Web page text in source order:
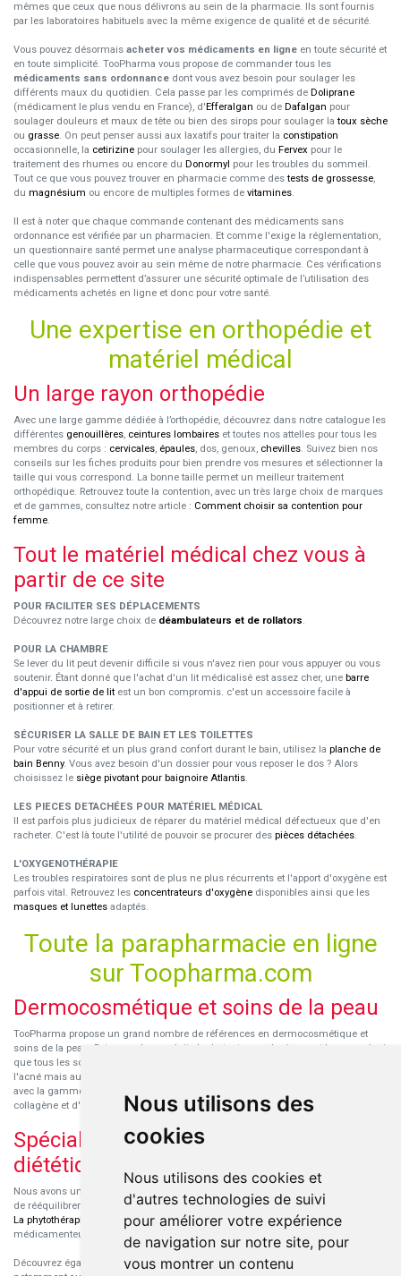
Nous utilisons des
cookies
Nous utilisons des cookies et
d'autres technologies de suivi
pour améliorer votre expérience
de navigation sur notre site, pour
vous montrer un contenu
mêmes que ceux que nous délivrons au sein de la pharmacie. Ils sont fournis
par les laboratoires habituels avec la même exigence de qualité et de sécurité.
Vous pouvez désormais acheter vos médicaments en ligne en toute sécurité et
en toute simplicité. TooPharma vous propose de commander tous les
médicaments sans ordonnance dont vous avez besoin pour soulager les
différents maux du quotidien. Cela passe par les comprimés de Doliprane
(médicament le plus vendu en France), d'Efferalgan ou de Dafalgan pour
soulager douleurs et maux de tête ou bien des sirops pour soulager latoux sèche
ou grasse. On peut penser aussi aux laxatifs pour traiter la constipation
occasionnelle, la cetirizine pour soulager les allergies, du Fervex pour le
traitement des rhumes ou encore du Donormyl pour les troubles du sommeil.
Tout ce que vous pouvez trouver en pharmacie comme destests de grossesse,
du magnésium ou encore de multiples formes de vitamines.
Il est à noter que chaque commande contenant des médicaments sans
ordonnance est vérifiée par un pharmacien. Et comme l'exige la réglementation,
un questionnaire santé permet une analyse pharmaceutique correspondant à
celle que vous pouvez avoir au sein même de notre pharmacie. Ces vérifications
indispensables permettent d’assurer une sécurité optimale de l’utilisation des
médicaments achetés en ligne et donc pour votre santé.
Une expertise en orthopédie et
matériel médical
Un large rayon orthopédie
Avec une large gamme dédiée à l’orthopédie, découvrez dans notre catalogue les
différentes genouillères, ceintures lombaires et toutes nos attelles pour tous les
membres du corps : cervicales, épaules, dos, genoux, chevilles. Suivez bien nos
conseils sur les fiches produits pour bien prendre vos mesures et sélectionner la
taille qui vous correspond. La bonne taille permet un meilleur traitement
orthopédique. Retrouvez toute la contention, avec un très large choix de marques
et de gammes, consultez notre article : Comment choisir sa contention pour
femme.
Tout le matériel médical chez vous à
partir de ce site
POUR FACILITER SES DÉPLACEMENTS
Découvrez notre large choix de déambulateurs et de rollators.
POUR LA CHAMBRE
Se lever du lit peut devenir difficile si vous n'avez rien pour vous appuyer ou vous
soutenir. Étant donné que l'achat d'un lit médicalisé est assez cher, une barre
d'appui de sortie de lit est un bon compromis. c'est un accessoire facile à
positionner et à retirer.
SÉCURISER LA SALLE DE BAIN ET LES TOILETTES
Pour votre sécurité et un plus grand confort durant le bain, utilisez la planche de
bain Benny. Vous avez besoin d'un dossier pour vous reposer le dos ? Alors
choisissez le siège pivotant pour baignoire Atlantis.
LES PIECES DETACHÉES POUR MATÉRIEL MÉDICAL
Il est parfois plus judicieux de réparer du matériel médical défectueux que d'en
racheter. C'est là toute l'utilité de pouvoir se procurer des pièces détachées.
L'OXYGENOTHÉRAPIE
Les troubles respiratoires sont de plus ne plus récurrents et l'apport d'oxygène est
parfois vital. Retrouvez les concentrateurs d'oxygène disponibles ainsi que les
masques et lunettes adaptés.
Toute la parapharmacie en ligne
sur Toopharma.com
Dermocosmétique et soins de la peau
TooPharma propose un grand nombre de références en dermocosmétique et
soins de la peau. Retrouvez les produits hydratants pour le visage et le corps ainsi
que tous les soins pour peaux sensibles ou à tendance atopique, les soins pour
l'acné mais aussi des démaquillants. Découvrez nos nouvelles références SVR
avec la gamme anti-âge pour les peaux encore jeunes
collagène et d'acide hyaluronique.
Spécialisation en micronutrition et
diététique
Nous avons un engouement particulier pour la micronutrition qui permet souvent
de rééquilibrer des carences ou d'améliorer des troubles métaboliques mineurs.
La phytothérapie
l'aromathérapiesont souvent complémentaires de traitements
médicamenteux lorsqu'ils sont bien conseillés.
Découvrez également les protéines et les produits de nutrition sportive,